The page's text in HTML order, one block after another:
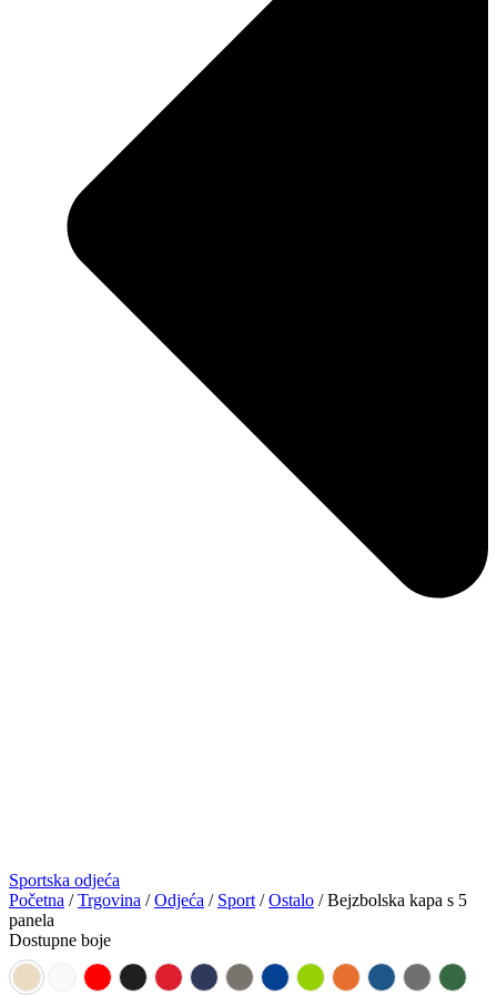
Sportska odjeća
Početna /Trgovina /Odjeća / Sport /Ostalo / Bejzbolska kapa s 5
panela
Dostupne boje